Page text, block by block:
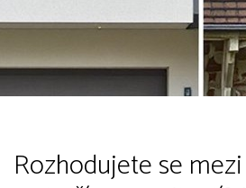
Rozhodujete se